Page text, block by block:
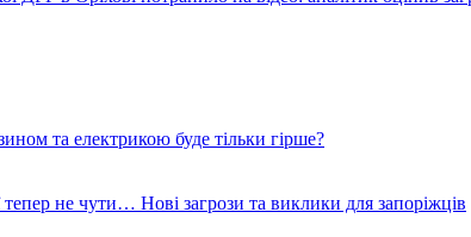
та електрикою буде тільки гірше?
тепер не чути… Нові загрози та виклики для запоріжців